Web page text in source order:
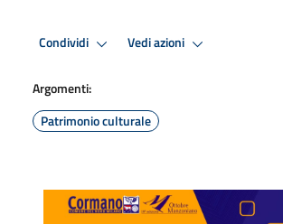
Condividi Vedi azioni
Argomenti:
Patrimonio culturale